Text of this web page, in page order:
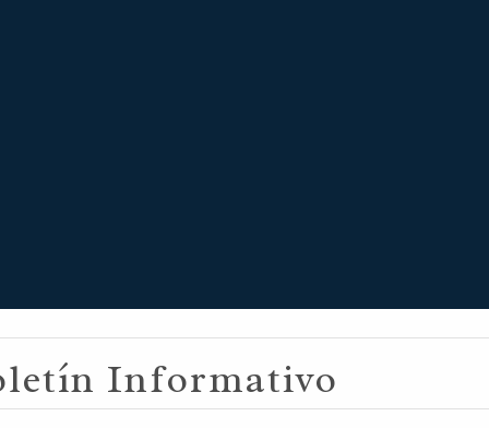
17, 5996 YB /
Informativo